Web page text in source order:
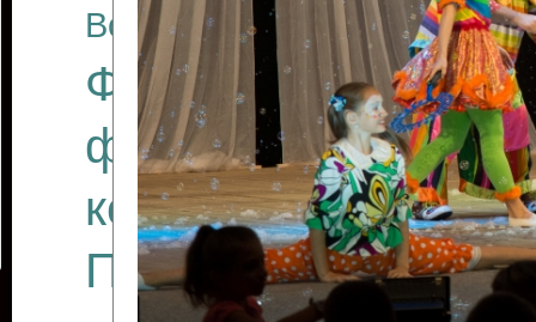
Все отчеты
Финал
фестиваля
коллективов
Приднестровского